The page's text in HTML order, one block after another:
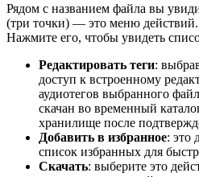
Рядом с названием файла вы
(три точки) — это меню действий.
Нажмите его, чтобы увидеть
Редактировать теги:
доступ к встроенному
аудиотегов выбранного
скачан во временный
хранилище после
Добавить в избранное: это
список избранных для
Скачать: выберите это